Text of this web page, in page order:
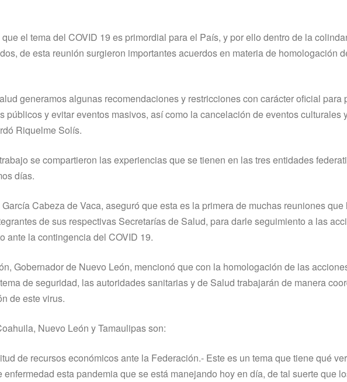
el tema del COVID 19 es primordial para el País, y por ello dentro de la
de esta reunión surgieron importantes acuerdos en materia de homologación
generamos algunas recomendaciones y restricciones con carácter oficial para
públicos y evitar eventos masivos, así como la cancelación de eventos culturales
Riquelme Solís.
se compartieron las experiencias que se tienen en las tres entidades
días.
Cabeza de Vaca, aseguró que esta es la primera de muchas reuniones que
de sus respectivas Secretarías de Salud, para darle seguimiento a las
ante la contingencia del COVID 19.
Gobernador de Nuevo León, mencionó que con la homologación de las
de seguridad, las autoridades sanitarias y de Salud trabajarán de manera
de este virus.
Nuevo León y Tamaulipas son:
de recursos económicos ante la Federación.- Este es un tema que tiene qué
esta pandemia que se está manejando hoy en día, de tal suerte que